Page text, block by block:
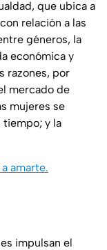
que ubica a
relación a las
géneros, la
económica y
razones, por
mercado de
mujeres se
tiempo; y la
amarte.
impulsan el